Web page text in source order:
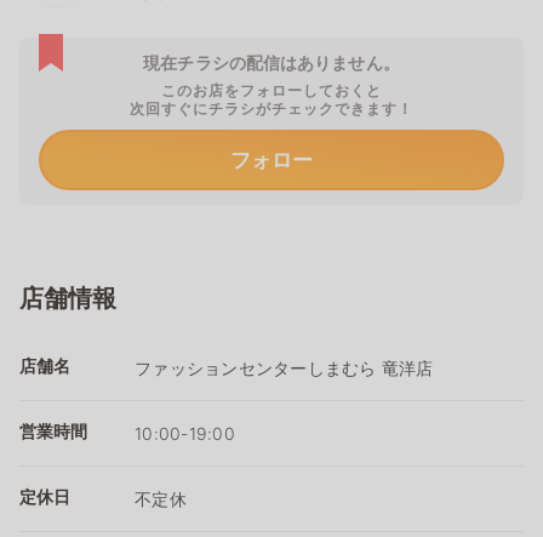
現在チラシの配信はありません。
このお店をフォローしておくと
次回すぐにチラシがチェックできます！
フォロー
店舗情報
店舗名 ファッションセンターしまむら 竜洋店
営業時間 10:00-19:00
定休日 不定休